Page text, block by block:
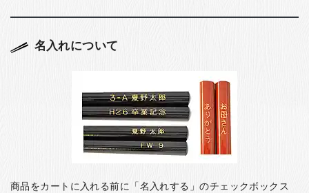
名入れについて
商品をカートに入れる前に「名入れする」のチェックボックス